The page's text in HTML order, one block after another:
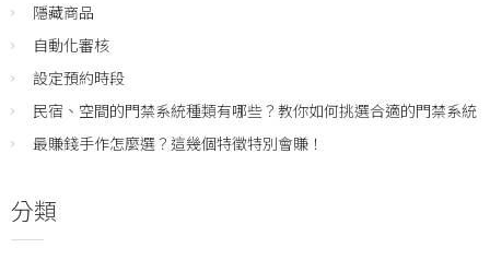
隱藏商品
自動化審核
設定預約時段
民宿、空間的門禁系統種類有哪些？教你如何挑選合適的門禁系統
最賺錢手作怎麼選？這幾個特徵特別會賺！
分類